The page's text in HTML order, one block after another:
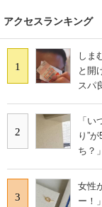
アクセスランキング
1
しま
と開
スパ
2
「
り”
ち？」
3
女性
ー！